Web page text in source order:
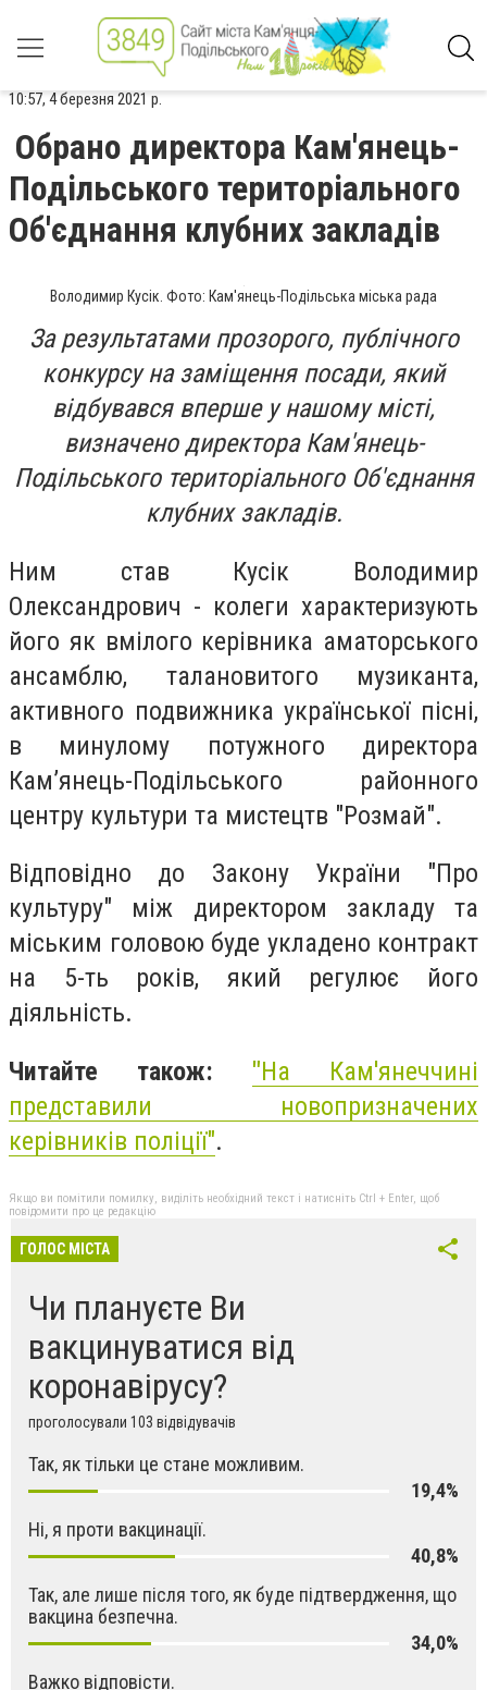
10:57, 4 березня 2021 р.
Обрано директора Кам'янець-
Подільського територіального
Об'єднання клубних закладів
Володимир Кусік. Фото: Кам'янець-Подільська міська рада
За результатами прозорого, публічного
конкурсу на заміщення посади, який
відбувався вперше у нашому місті,
визначено директора Кам'янець-
Подільського територіального Об'єднання
клубних закладів.
Ним став Кусік Володимир
Олександрович - колеги характеризують
його як вмілого керівника аматорського
ансамблю, талановитого музиканта,
активного подвижника української пісні,
в минулому потужного директора
Кам’янець-Подільського районного
центру культури та мистецтв "Розмай".
Відповідно до Закону України "Про
культуру" між директором закладу та
міським головою буде укладено контракт
на 5-ть років, який регулює його
діяльність.
Читайте також: "На Кам'янеччині
представили новопризначених
керівників поліції".
Якщо ви помітили помилку, виділіть необхідний текст і натисніть Ctrl + Enter, щоб
повідомити про це редакцію
ГОЛОС МІСТА
Чи плануєте Ви
вакцинуватися від
коронавірусу?
проголосували 103 відвідувачів
Так, як тільки це стане можливим.
19,4%
Ні, я проти вакцинації.
40,8%
Так, але лише після того, як буде підтвердження, що
вакцина безпечна.
34,0%
Важко відповісти.